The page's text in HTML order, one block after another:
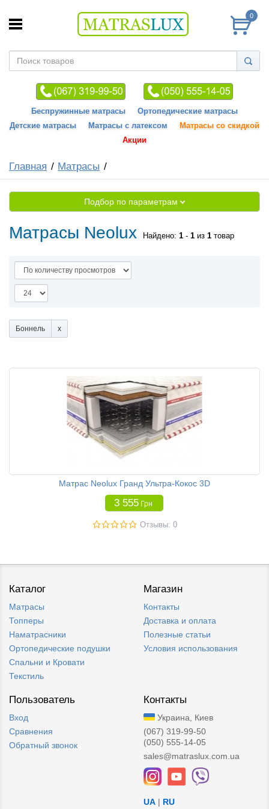
0
Беспружинные матрасы
Ортопедические матрасы
Детские матрасы
Матрасы с латексом
Матрасы со скидкой
Акции
Главная Матрасы
Подбор по параметрам
Матрасы Neolux Найдено: 1 - 1 из 1 товар
Боннель
Матрас Neolux Гранд Ультра-Кокос 3D
3 555 Грн
Отзывы: 0
Каталог
Матрасы
Топперы
Наматрасники
Ортопедические подушки
Спальни и Кровати
Текстиль
Магазин
Контакты
Доставка и оплата
Полезные статьи
Условия использования
Пользователь
Вход
Сравнения
Обратный звонок
Контакты
Украина, Киев
(067) 319-99-50
(050) 555-14-05
sales@matraslux.com.ua
UA | RU